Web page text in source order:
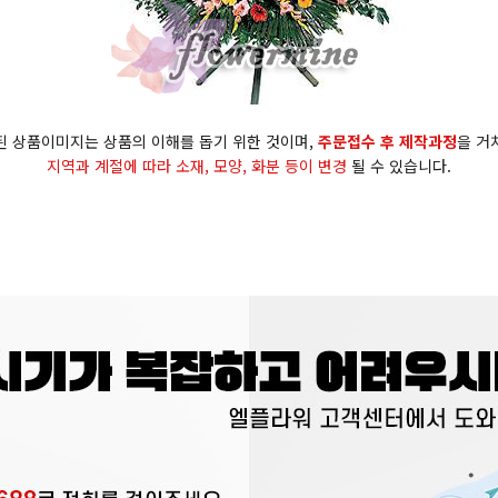
상품이미지는 상품의 이해를 돕기 위한 것이며, 주문접수 후 제작과정을 거
지역과 계절에 따라 소재, 모양, 화분 등이 변경 될 수 있습니다.